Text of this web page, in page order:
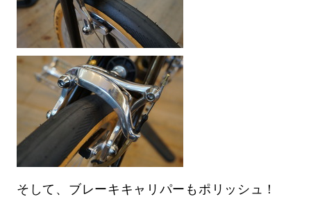
そして、ブレーキキャリパーもポリッシュ！